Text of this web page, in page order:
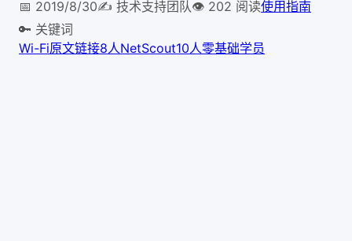
📅 2019/8/30✍️ 技术支持团队👁 202 阅读使用指南
🔑 关键词
Wi-Fi原文链接8人NetScout10人零基础学员